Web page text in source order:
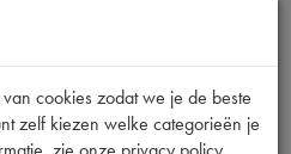
cookies zodat we je de beste
zelf kiezen welke categorieën je